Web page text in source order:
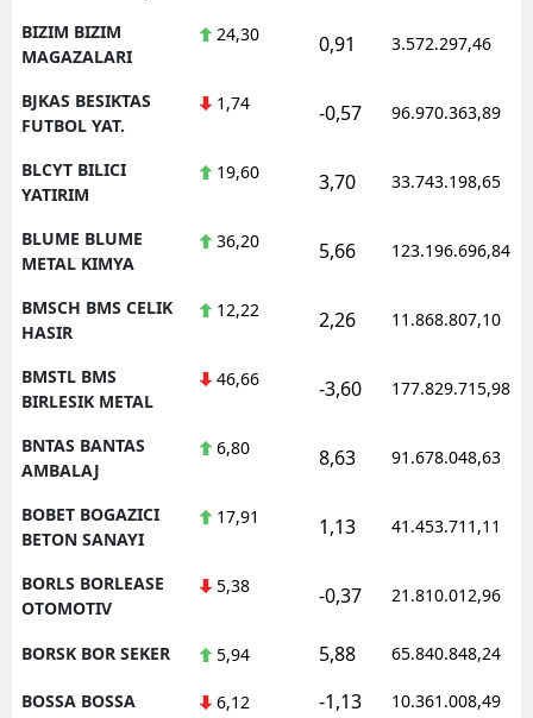
BIZIM BIZIM
MAGAZALARI
24,30 0,91 3.572.297,46
BJKAS BESIKTAS
FUTBOL YAT.
1,74 -0,57 96.970.363,89
BLCYT BILICI
YATIRIM
19,60 3,70 33.743.198,65
BLUME BLUME
METAL KIMYA
36,20 5,66 123.196.696,84
BMSCH BMS CELIK
HASIR
12,22 2,26 11.868.807,10
BMSTL BMS
BIRLESIK METAL
46,66 -3,60 177.829.715,98
BNTAS BANTAS
AMBALAJ
6,80 8,63 91.678.048,63
BOBET BOGAZICI
BETON SANAYI
17,91 1,13 41.453.711,11
BORLS BORLEASE
OTOMOTIV
5,38 -0,37 21.810.012,96
BORSK BOR SEKER 5,94 5,88 65.840.848,24
BOSSA BOSSA 6,12 -1,13 10.361.008,49